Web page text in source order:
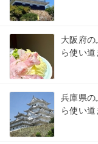
大阪府
ら使い道
兵庫県の
ら使い道